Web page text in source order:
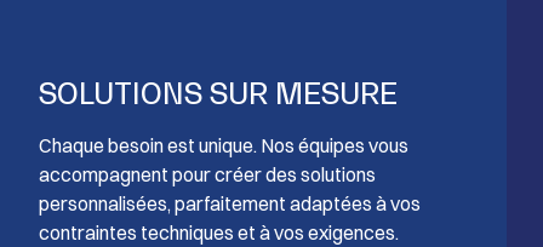
SOLUTIONS SUR MESURE
Chaque besoin est unique. Nos équipes vous
accompagnent pour créer des solutions
personnalisées, parfaitement adaptées à vos
contraintes techniques et à vos exigences.